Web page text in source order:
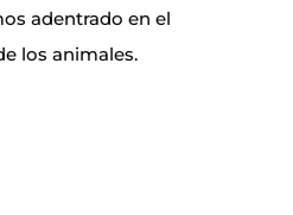
adentrado en el
los animales.